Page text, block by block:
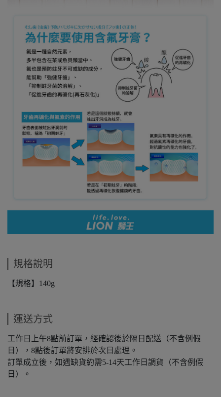
規格說明
【規格】140g
運送方式
工作日上午8點前訂單，經確認後於隔日配送（不含例假
日），8點後訂單將安排於次日處理。
訂單成立後，如遇缺貨約需5-14天工作日調貨（不含例假
日）。